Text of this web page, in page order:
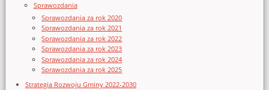
Sprawozdania
Sprawozdania za rok 2020
Sprawozdania za rok 2021
Sprawozdania za rok 2022
Sprawozdania za rok 2023
Sprawozdania za rok 2024
Sprawozdania za rok 2025
Strategia Rozwoju Gminy 2022-2030